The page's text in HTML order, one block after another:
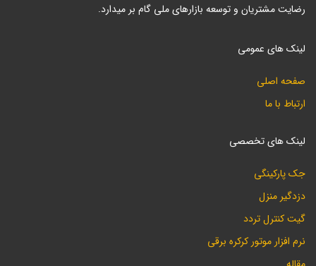
رضایت مشتریان و توسعه بازارهای ملی گام بر میدارد.
لینک های عمومی
صفحه اصلی
ارتباط با ما
لینک های تخصصی
جک پارکینگی
دزدگیر منزل
گیت کنترل تردد
نرم افزار موتور کرکره برقی